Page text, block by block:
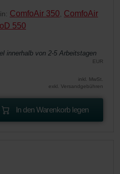
ComfoAir 350, ComfoAir
550
innerhalb von 2-5 Arbeitstagen
EUR
inkl. MwSt.
exkl. Versandgebühren
In den Warenkorb legen